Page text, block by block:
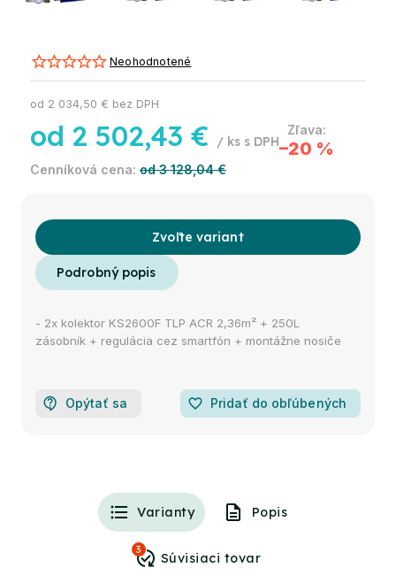
Neohodnotené
od 3 128,04 €
–20 %
od 2 502,43 € / ks
od 2 034,50 € bez DPH
Zvoľte variant
- 2x kolektor KS2600F TLP ACR 2,36m² + 250L
zásobník + regulácia cez smartfón + montážne nosiče
Opýtať sa favorite_border Pridať do obľúbených
Varianty Popis
3